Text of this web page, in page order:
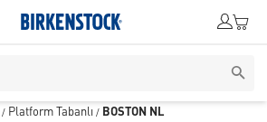
/ Platform Tabanlı / BOSTON NL